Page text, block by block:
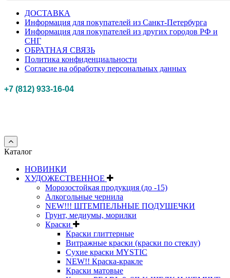
ДОСТАВКА
Информация для покупателей из Санкт-Петербурга
Информация для покупателей из других городов РФ и
СНГ
ОБРАТНАЯ СВЯЗЬ
Политика конфиденциальности
Согласие на обработку персональных данных
+7 (812) 933-16-04
Каталог
НОВИНКИ
ХУДОЖЕСТВЕННОЕ
Морозостойкая продукция (до -15)
Алкогольные чернила
NEW!!! ШТЕМПЕЛЬНЫЕ ПОДУШЕЧКИ
Грунт, медиумы, морилки
Краски
Краски глиттерные
Витражные краски (краски по стеклу)
Сухие краски MYSTIC
NEW!! Краска-кракле
Краски матовые